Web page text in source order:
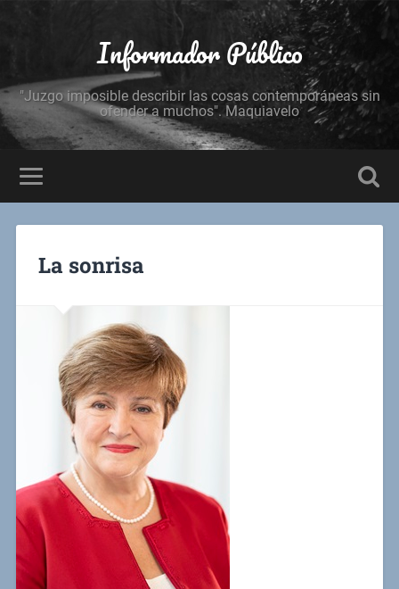
Informador Público
"Juzgo imposible describir las cosas contemporáneas sin
ofender a muchos". Maquiavelo
La sonrisa